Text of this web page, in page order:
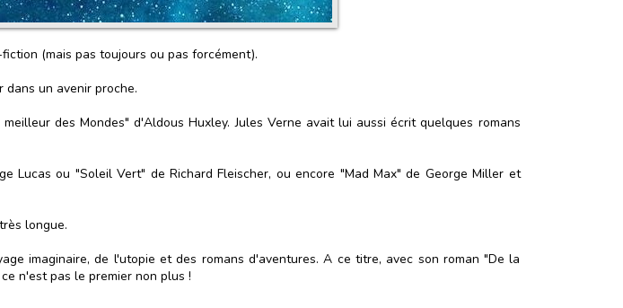
(mais pas toujours ou pas forcément).
un avenir proche.
des Mondes" d'Aldous Huxley. Jules Verne avait lui aussi écrit quelques romans
Lucas ou "Soleil Vert" de Richard Fleischer, ou encore "Mad Max" de George Miller et
longue.
imaginaire, de l'utopie et des romans d'aventures. A ce titre, avec son roman "De la
n'est pas le premier non plus !